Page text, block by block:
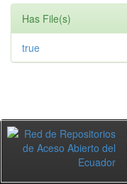
Has File(s)
true